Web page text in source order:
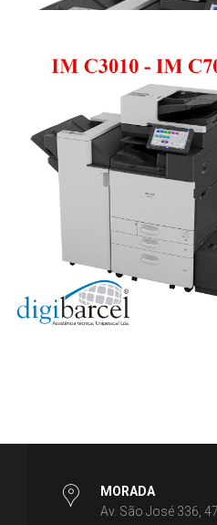
MORADA
Av. São José 336,